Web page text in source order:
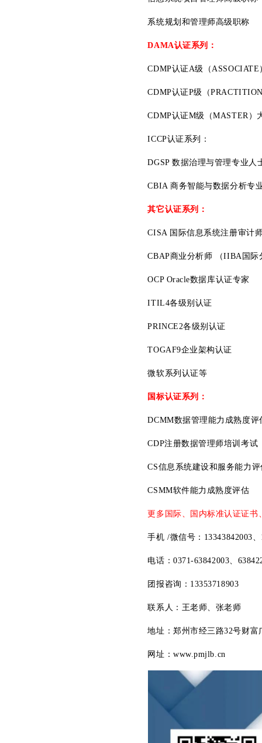
系统规划和管理师高级职称
DAMA认证系列：
CDMP认证A级（ASSOCIATE
CDMP认证P级（
CDMP认证M级（MASTER）
ICCP认证系列：
DGSP 数据治理与管理专业人
CBIA 商务智能与数据分析专
其它认证系列：
CISA 国际信息系统注册审计
CBAP商业分析师 （IIBA国际
OCP Oracle数据库认证专家
ITIL4各级别认证
PRINCE2各级别认证
TOGAF9企业架构认证
微软系列认证等
国标认证系列：
DCMM数据管理能力成熟度评
CDP注册数据管理师培训考试
CS信息系统建设和服务能力评
CSMM软件能力成熟度评估
更多国际、国内标准认证证书
手机 /微信号：13343842003、
电话：0371-63842003、
团报咨询：13353718903
联系人：王老师、张老师
地址：郑州市经三路32号财富
网址：www.pmjlb.cn